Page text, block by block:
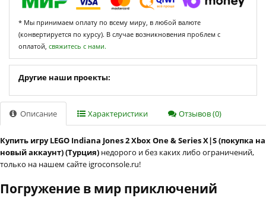
* Мы принимаем оплату по всему миру, в любой валюте
(конвертируется по курсу). В случае возникновения проблем с
оплатой, свяжитесь с нами.
Другие наши проекты:
Описание Характеристики Отзывов (0)
Купить игру LEGO Indiana Jones 2 Xbox One & Series X|S (покупка на
новый аккаунт) (Турция) недорого и без каких либо ограничений,
только на нашем сайте igroconsole.ru!
Погружение в мир приключений